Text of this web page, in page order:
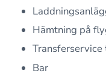
Hämtning på
Bar